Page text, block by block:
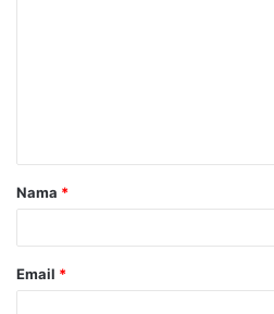
a
r
Nama *
Email *